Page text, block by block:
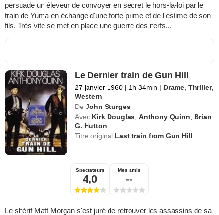
persuade un éleveur de convoyer en secret le hors-la-loi par le
train de Yuma en échange d'une forte prime et de l'estime de son
fils. Très vite se met en place une guerre des nerfs...
Le Dernier train de Gun Hill
27 janvier 1960 | 1h 34min | Drame ,Thriller,
Western
De John Sturges
Avec Kirk Douglas ,Anthony Quinn
Brian
G. Hutton
Titre original Last train from Gun Hill
Spectateurs
4,0
Mes amis
--
Le shérif Matt Morgan s'est juré de retrouver les assassins de sa